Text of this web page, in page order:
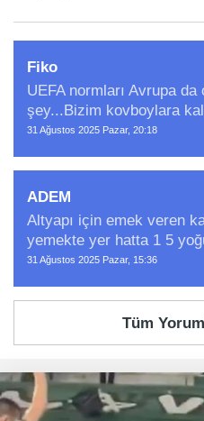
Fiko
UEFA normları Avrupa
şey...Bizim kovboylara
31 Ağustos 2025 Pazar, 20:18
ADEM
Altyapı için emek veren
yemekte yer hatta 1 5
31 Ağustos 2025 Pazar, 15:36
Tüm